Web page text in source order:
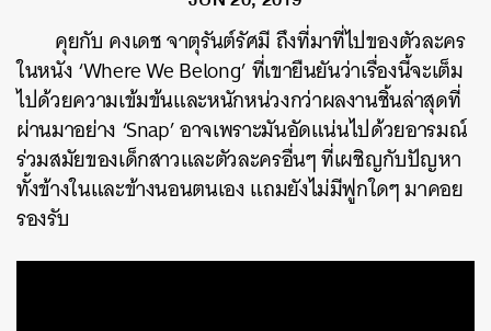
JUN 20, 2019
คุยกับ คงเดช จาตุรันต์รัศมี ถึงที่มาที่ไปของตัวละคร
ในหนัง ‘Where We Belong’ ที่เขายืนยันว่าเรื่องนี้จะเต็ม
ไปด้วยความเข้มข้นและหนักหน่วงกว่าผลงานชิ้นล่าสุดที่
ผ่านมาอย่าง ‘Snap’ อาจเพราะมันอัดแน่นไปด้วยอารมณ์
ร่วมสมัยของเด็กสาวและตัวละครอื่นๆ ที่เผชิญกับปัญหา
ทั้งข้างในและข้างนอนตนเอง แถมยังไม่มีฟูกใดๆ มาคอย
รองรับ